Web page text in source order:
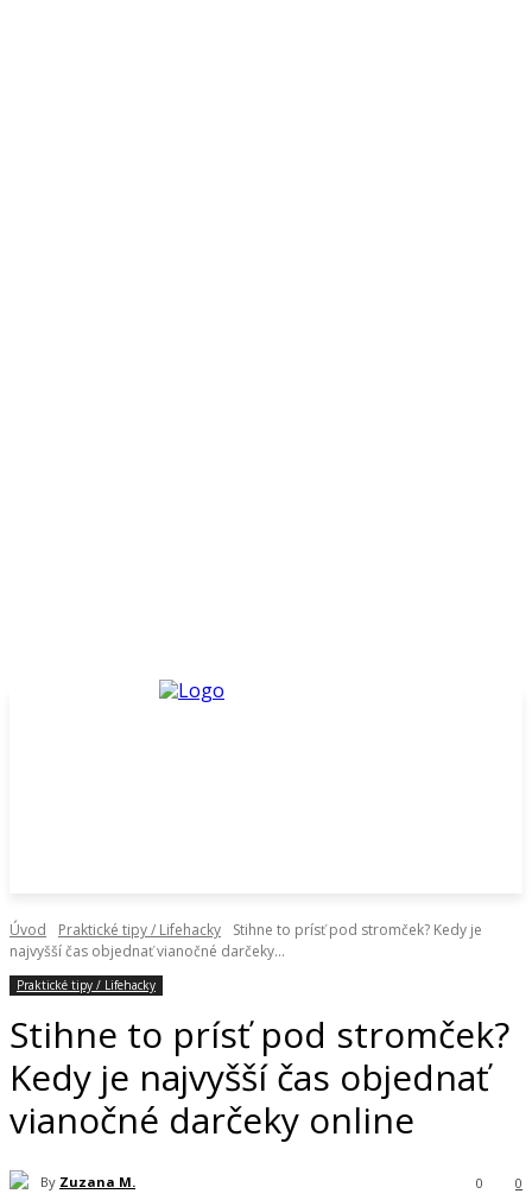
Úvod Praktické tipy / Lifehacky
Stihne to prísť pod stromček? Kedy je
najvyšší čas objednať vianočné darčeky...
Praktické tipy / Lifehacky
Stihne to prísť pod stromček?
Kedy je najvyšší čas objednať
vianočné darčeky online
By Zuzana M. 0
0